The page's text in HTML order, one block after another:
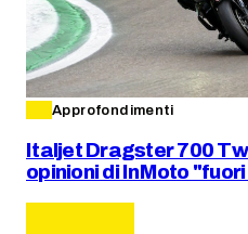
Approfondimenti
Italjet Dragster 700
opinioni di InMoto